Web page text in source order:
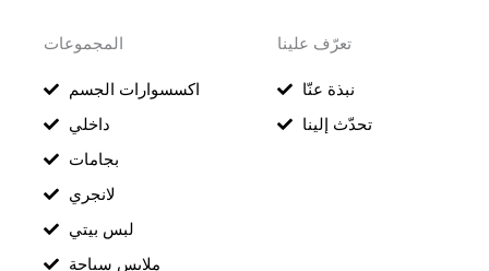
المجموعات
اكسسوارات الجسم
داخلي
بجامات
لانجري
لبس بيتي
ملابس سباحة
تعرّف علينا
نبذة عنّا
تحدّث إلينا